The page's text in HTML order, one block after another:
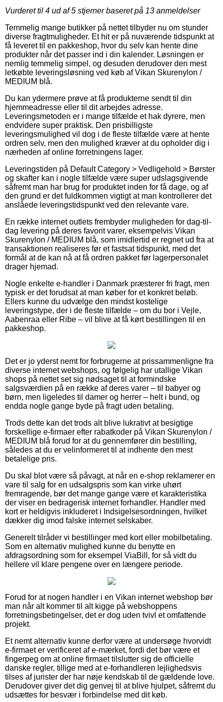
Vurderet til 4 ud af 5 stjerner baseret på 13 anmeldelser
Temmelig mange butikker på nettet tilbyder nu om stunder
diverse fragtmuligheder. Et hit er på nuværende tidspunkt at
få leveret til en pakkeshop, hvor du selv kan hente dine
produkter når det passer ind i din kalender. Løsningen er
nemlig temmelig simpel, og desuden derudover den mest
letkøbte leveringsløsning ved køb af Vikan Skurenylon /
MEDIUM blå.
Du kan ydermere prøve at få produkterne sendt til din
hjemmeadresse eller til dit arbejdes adresse.
Leveringsmetoden er i mange tilfælde et hak dyrere, men
endvidere super praktisk. Den prisbilligste
leveringsmulighed vil dog i de fleste tilfælde være at hente
ordren selv, men den mulighed kræver at du opholder dig i
nærheden af online forretningens lager.
Leveringstiden på Default Category > Vedligehold > Børster
og skafter kan i nogle tilfælde være super udslagsgivende
såfremt man har brug for produktet inden for få dage, og af
den grund er det fuldkommen vigtigt at man kontrollerer det
anslåede leveringstidspunkt ved den relevante vare.
En række internet outlets frembyder muligheden for dag-til-
dag levering på deres favorit varer, eksempelvis Vikan
Skurenylon / MEDIUM blå, som imidlertid er regnet ud fra at
transaktionen realiseres før et fastsat tidspunkt, med det
formål at de kan nå at få ordren pakket før lagerpersonalet
drager hjemad.
Nogle enkelte e-handler i Danmark præsterer fri fragt, men
typisk er det forudsat at man køber for et konkret beløb.
Ellers kunne du udvælge den mindst kostelige
leveringstype, der i de fleste tilfælde – om du bor i Vejle,
Aabenraa eller Ribe – vil blive at få kørt bestillingen til en
pakkeshop.
Det er jo yderst nemt for forbrugerne at prissammenligne fra
diverse internet webshops, og følgelig har utallige Vikan
shops på nettet set sig nødsaget til at formindske
salgsværdien på en række af deres varer – til babyer og
børn, men ligeledes til damer og herrer – helt i bund, og
endda nogle gange byde på fragt uden betaling.
Trods dette kan det trods alt blive lukrativt at besigtige
forskellige e-firmaer efter rabatkoder på Vikan Skurenylon /
MEDIUM blå forud for at du gennemfører din bestilling,
således at du er velinformeret til at indhente den mest
betalelige pris.
Du skal blot være så påvagt, at når en e-shop reklamerer en
vare til salg for en udsalgspris som kan virke uhørt
fremragende, bør det mange gange være et karakteristika
der viser en bedragerisk internet forhandler. Handler med
kort er heldigvis inkluderet i Indsigelsesordningen, hvilket
dækker dig imod falske internet selskaber.
Generelt tilråder vi bestillinger med kort eller mobilbetaling.
Som en alternativ mulighed kunne du benytte en
afdragsordning som for eksempel ViaBill, for så vidt du
hellere vil klare pengene over en længere periode.
Forud for at nogen handler i en Vikan internet webshop bør
man når alt kommer til alt kigge på webshoppens
forretningsbetingelser, det er dog uden tvivl et omfattende
projekt.
Et nemt alternativ kunne derfor være at undersøge hvorvidt
e-firmaet er verificeret af e-mærket, fordi det bør være et
fingerpeg om at online firmaet tilslutter sig de officielle
danske regler, tillige med at e-forhandleren lejlighedsvis
tilses af jurister der har nøje kendskab til de gældende love.
Derudover giver det dig genvej til at blive hjulpet, såfremt du
udsættes for besvær i forbindelse med dit køb.